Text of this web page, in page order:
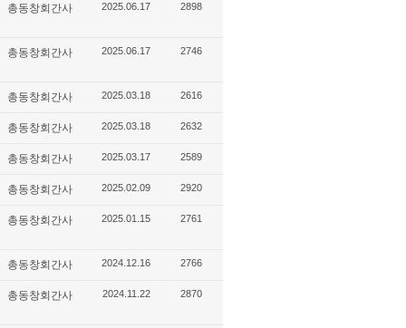
총동창회간사 2025.06.17 2898
총동창회간사 2025.06.17 2746
총동창회간사 2025.03.18 2616
총동창회간사 2025.03.18 2632
총동창회간사 2025.03.17 2589
총동창회간사 2025.02.09 2920
총동창회간사 2025.01.15 2761
총동창회간사 2024.12.16 2766
총동창회간사 2024.11.22 2870